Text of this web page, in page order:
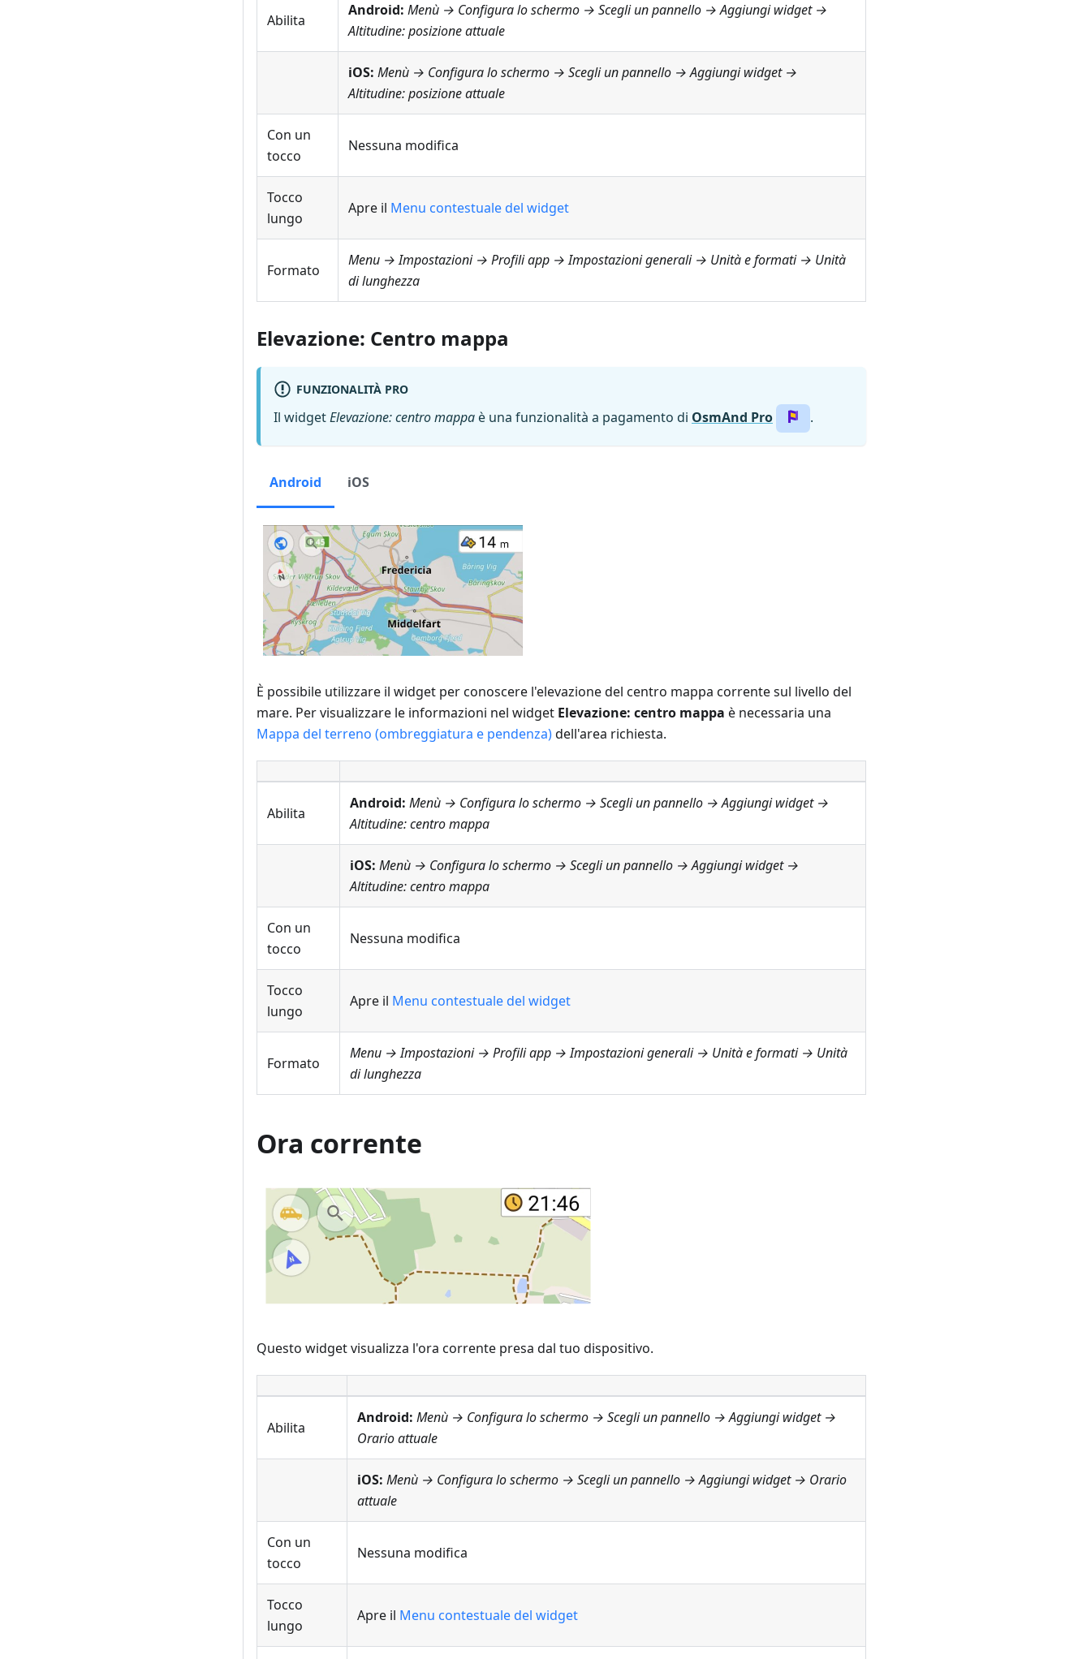
Abilita
Android: Menù → Configura lo schermo → Scegli un pannello → Aggiungi widget →
Altitudine: posizione attuale
iOS: Menù → Configura lo schermo → Scegli un pannello → Aggiungi widget →
Altitudine: posizione attuale
Con un
tocco
Nessuna modifica
Tocco
lungo
Apre il Menu contestuale del widget
Formato
Menu → Impostazioni → Profili app → Impostazioni generali → Unità e formati → Unità
di lunghezza
Elevazione: Centro mappa
FUNZIONALITÀ PRO
Il widgetElevazione: centro mappa è una funzionalità a pagamento di OsmAnd Pro .
Android iOS
È possibile utilizzare il widget per conoscere l'elevazione del centro mappa corrente sul livello del
mare. Per visualizzare le informazioni nel widget Elevazione: centro mappa è necessaria una
Mappa del terreno (ombreggiatura e pendenza)dell'area richiesta.
Abilita
Android: Menù → Configura lo schermo → Scegli un pannello → Aggiungi widget →
Altitudine: centro mappa
iOS: Menù → Configura lo schermo → Scegli un pannello → Aggiungi widget →
Altitudine: centro mappa
Con un
tocco
Nessuna modifica
Tocco
lungo
Apre il Menu contestuale del widget
Formato
Menu → Impostazioni → Profili app → Impostazioni generali → Unità e formati → Unità
di lunghezza
Ora corrente
Questo widget visualizza l'ora corrente presa dal tuo dispositivo.
Abilita
Android: Menù → Configura lo schermo → Scegli un pannello → Aggiungi widget →
Orario attuale
iOS: Menù → Configura lo schermo → Scegli un pannello → Aggiungi widget → Orario
attuale
Con un
tocco
Nessuna modifica
Tocco
lungo
Apre il Menu contestuale del widget